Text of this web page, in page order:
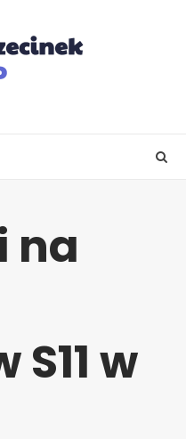
na
w